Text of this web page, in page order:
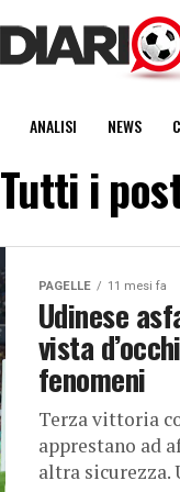
ANALISI NEWS
Tutti i
PAGELLE 11 mesi fa
Udinese
vista
fenomeni
Terza vittoria
apprestano ad
altra sicurezza.